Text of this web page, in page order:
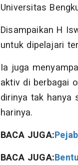
Universitas
Disampaikan H
untuk dipelajari
Ia juga
aktiv di berbagai
dirinya tak hanya
harinya.
BACA JUGA:
BACA JUGA: